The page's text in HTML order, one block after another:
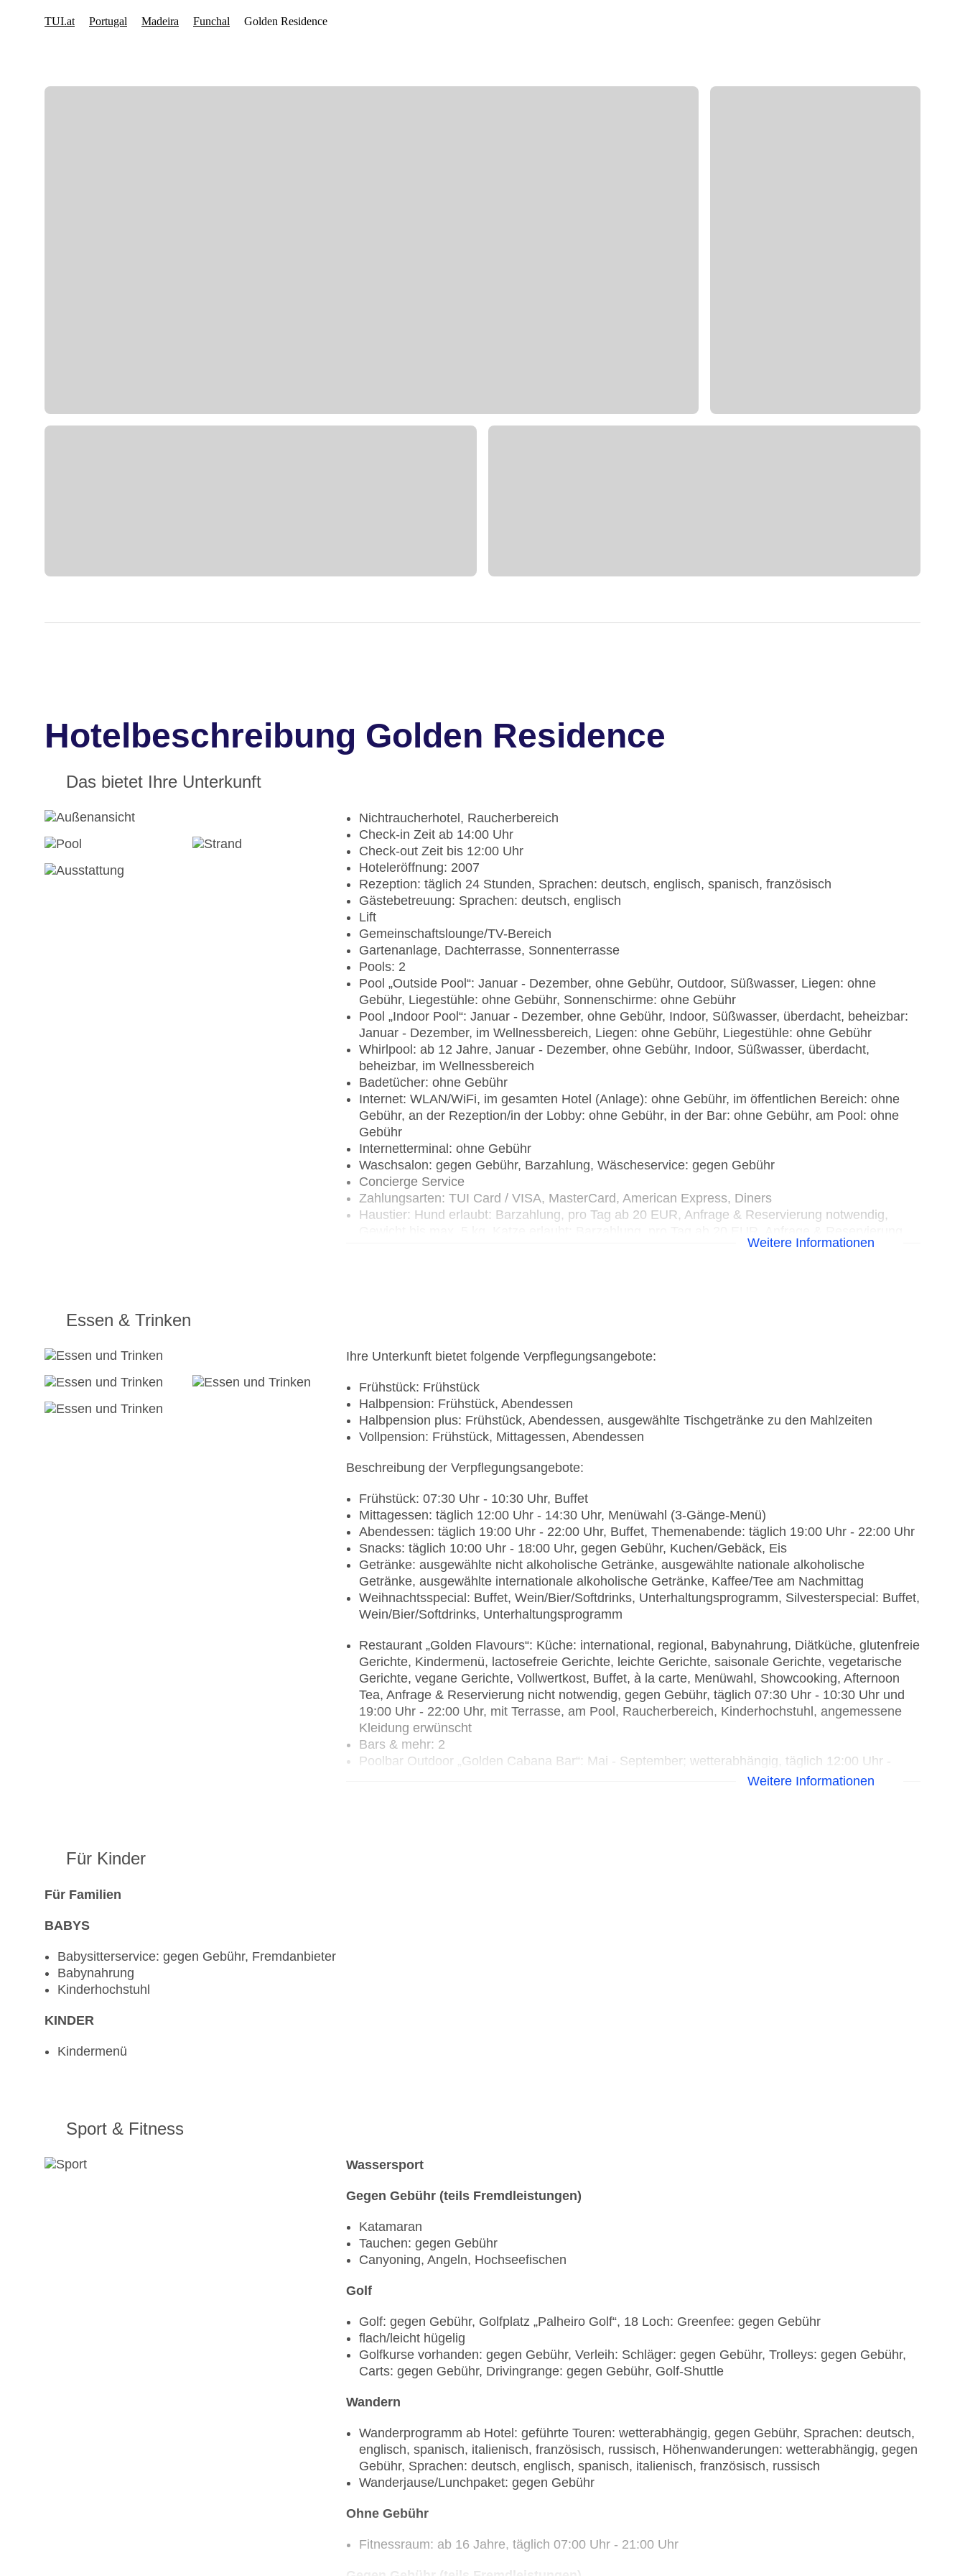
Hotelbeschreibung Golden Residence
Das bietet Ihre Unterkunft
Nichtraucherhotel, Raucherbereich
Check-in Zeit ab 14:00 Uhr
Check-out Zeit bis 12:00 Uhr
Hoteleröffnung: 2007
Rezeption: täglich 24 Stunden, Sprachen: deutsch, englisch, spanisch, französisch
Gästebetreuung: Sprachen: deutsch, englisch
Lift
Gemeinschaftslounge/TV-Bereich
Gartenanlage, Dachterrasse, Sonnenterrasse
Pools: 2
Pool „Outside Pool“: Januar - Dezember, ohne Gebühr, Outdoor, Süßwasser, Liegen: ohne
Gebühr, Liegestühle: ohne Gebühr, Sonnenschirme: ohne Gebühr
Pool „Indoor Pool“: Januar - Dezember, ohne Gebühr, Indoor, Süßwasser, überdacht, beheizbar:
Januar - Dezember, im Wellnessbereich, Liegen: ohne Gebühr, Liegestühle: ohne Gebühr
Whirlpool: ab 12 Jahre, Januar - Dezember, ohne Gebühr, Indoor, Süßwasser, überdacht,
beheizbar, im Wellnessbereich
Badetücher: ohne Gebühr
Internet: WLAN/WiFi, im gesamten Hotel (Anlage): ohne Gebühr, im öffentlichen Bereich: ohne
Gebühr, an der Rezeption/in der Lobby: ohne Gebühr, in der Bar: ohne Gebühr, am Pool: ohne
Gebühr
Internetterminal: ohne Gebühr
Waschsalon: gegen Gebühr, Barzahlung, Wäscheservice: gegen Gebühr
Concierge Service
Zahlungsarten: TUI Card / VISA, MasterCard, American Express, Diners
Haustier: Hund erlaubt: Barzahlung, pro Tag ab 20 EUR, Anfrage & Reservierung notwendig,
Weitere Informationen
Essen & Trinken
Ihre Unterkunft bietet folgende Verpflegungsangebote:
Frühstück: Frühstück
Halbpension: Frühstück, Abendessen
Halbpension plus: Frühstück, Abendessen, ausgewählte Tischgetränke zu den Mahlzeiten
Vollpension: Frühstück, Mittagessen, Abendessen
Beschreibung der Verpflegungsangebote:
Frühstück: 07:30 Uhr - 10:30 Uhr, Buffet
Mittagessen: täglich 12:00 Uhr - 14:30 Uhr, Menüwahl (3-Gänge-Menü)
Abendessen: täglich 19:00 Uhr - 22:00 Uhr, Buffet, Themenabende: täglich 19:00 Uhr - 22:00 Uhr
Snacks: täglich 10:00 Uhr - 18:00 Uhr, gegen Gebühr, Kuchen/Gebäck, Eis
Getränke: ausgewählte nicht alkoholische Getränke, ausgewählte nationale alkoholische
Getränke, ausgewählte internationale alkoholische Getränke, Kaffee/Tee am Nachmittag
Weihnachtsspecial: Buffet, Wein/Bier/Softdrinks, Unterhaltungsprogramm, Silvesterspecial: Buffet,
Wein/Bier/Softdrinks, Unterhaltungsprogramm
Restaurant „Golden Flavours“: Küche: international, regional, Babynahrung, Diätküche, glutenfreie
Gerichte, Kindermenü, lactosefreie Gerichte, leichte Gerichte, saisonale Gerichte, vegetarische
Gerichte, vegane Gerichte, Vollwertkost, Buffet, à la carte, Menüwahl, Showcooking, Afternoon
Tea, Anfrage & Reservierung nicht notwendig, gegen Gebühr, täglich 07:30 Uhr - 10:30 Uhr und
19:00 Uhr - 22:00 Uhr, mit Terrasse, am Pool, Raucherbereich, Kinderhochstuhl, angemessene
Kleidung erwünscht
Bars & mehr: 2
Poolbar Outdoor „Golden Cabana Bar“: Mai - September; wetterabhängig, täglich 12:00 Uhr -
Weitere Informationen
Für Kinder
Für Familien
BABYS
Babysitterservice: gegen Gebühr, Fremdanbieter
Babynahrung
Kinderhochstuhl
KINDER
Kindermenü
Sport & Fitness
Wassersport
Gegen Gebühr (teils Fremdleistungen)
Katamaran
Tauchen: gegen Gebühr
Canyoning, Angeln, Hochseefischen
Golf
Golf: gegen Gebühr, Golfplatz „Palheiro Golf“, 18 Loch: Greenfee: gegen Gebühr
flach/leicht hügelig
Golfkurse vorhanden: gegen Gebühr, Verleih: Schläger: gegen Gebühr, Trolleys: gegen Gebühr,
Carts: gegen Gebühr, Drivingrange: gegen Gebühr, Golf-Shuttle
Wandern
Wanderprogramm ab Hotel: geführte Touren: wetterabhängig, gegen Gebühr, Sprachen: deutsch,
englisch, spanisch, italienisch, französisch, russisch, Höhenwanderungen: wetterabhängig, gegen
Gebühr, Sprachen: deutsch, englisch, spanisch, italienisch, französisch, russisch
Wanderjause/Lunchpaket: gegen Gebühr
Ohne Gebühr
Fitnessraum: ab 16 Jahre, täglich 07:00 Uhr - 21:00 Uhr